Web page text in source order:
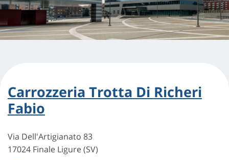
Carrozzeria Trotta Di Richeri
Fabio
Via Dell'Artigianato 83
17024 Finale Ligure (SV)